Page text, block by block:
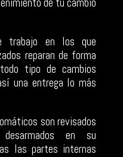
trabajo en los que
reparan de forma
tipo de cambios
una entrega lo más
son revisados
desarmados en su
las partes internas